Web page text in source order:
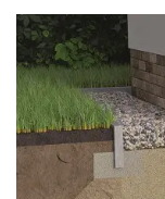
budować dom i
wybrać garaż w bryle